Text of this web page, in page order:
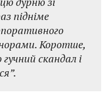
підніме
Коротше,
скандал і